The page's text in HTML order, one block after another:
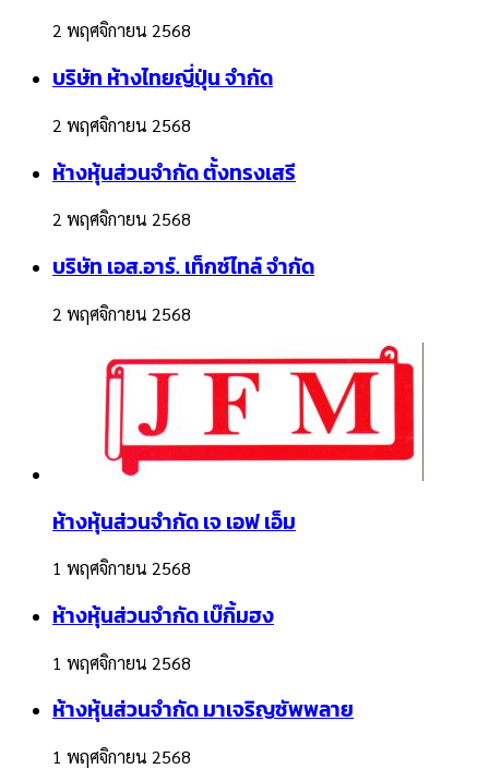
2 พฤศจิกายน 2568
บริษัท ห้างไทยญี่ปุ่น จำกัด
2 พฤศจิกายน 2568
ห้างหุ้นส่วนจำกัด ตั้งทรงเสรี
2 พฤศจิกายน 2568
บริษัท เอส.อาร์. เท็กซ์ไทล์ จำกัด
2 พฤศจิกายน 2568
ห้างหุ้นส่วนจำกัด เจ เอฟ เอ็ม
1 พฤศจิกายน 2568
ห้างหุ้นส่วนจำกัด เบ๊กิ้มฮง
1 พฤศจิกายน 2568
ห้างหุ้นส่วนจำกัด มาเจริญซัพพลาย
1 พฤศจิกายน 2568